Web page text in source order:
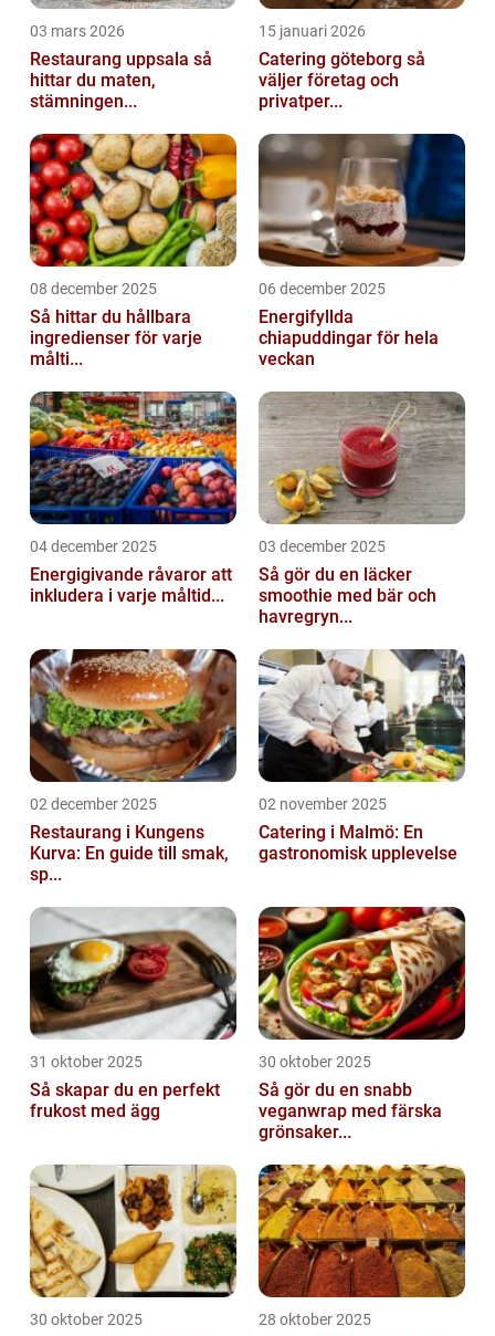
03 mars 2026
Restaurang uppsala så
hittar du maten,
stämningen...
15 januari 2026
Catering göteborg så
väljer företag och
privatper...
08 december 2025
Så hittar du hållbara
ingredienser för varje
målti...
06 december 2025
Energifyllda
chiapuddingar för hela
veckan
04 december 2025
Energigivande råvaror att
inkludera i varje måltid...
03 december 2025
Så gör du en läcker
smoothie med bär och
havregryn...
02 december 2025
Restaurang i Kungens
Kurva: En guide till smak,
sp...
02 november 2025
Catering i Malmö: En
gastronomisk upplevelse
31 oktober 2025
Så skapar du en perfekt
frukost med ägg
30 oktober 2025
Så gör du en snabb
veganwrap med färska
grönsaker...
30 oktober 2025 28 oktober 2025